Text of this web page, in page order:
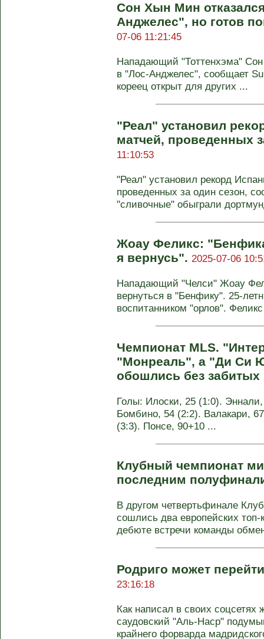
Сон Хын Мин
Анджелес", но готов
07-06 11:21:45
Нападающий "Тоттенхэма"
в "Лос-Анджелес", сообщает
кореец открыт для других ...
"Реал" установил
матчей, проведенных
11:10:53
"Реал" установил рекорд
проведенных за один сезон,
"сливочные" обыграли
Жоау Феликс:
я вернусь". 2025-07-06
Нападающий "Челси" Жоау
вернуться в "Бенфику". 25-
воспитанником "орлов".
Чемпионат MLS.
"Монреаль", а "Ди Си
обошлись без
Голы: Илоски, 25 (1:0).
Бомбино, 54 (2:2). Валакари,
(3:3). Понсе, 90+10 ...
Клубный чемпионат
последним
В другом четвертьфинале
сошлись два европейских
дебюте встречи команды
Родриго может
23:16:18
Как написал в своих
саудовский "Аль-Наср"
крайнего форварда